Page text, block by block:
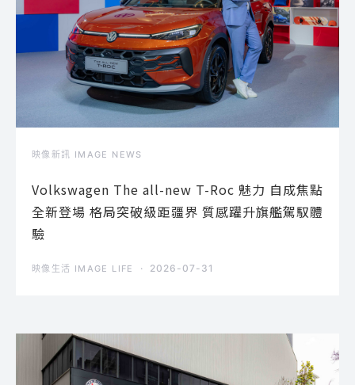
映像新訊 IMAGE NEWS
Volkswagen The all-new T-Roc 魅力 自成焦點
全新登場 格局突破級距疆界 質感躍升旗艦駕馭體
驗
映像生活 IMAGE LIFE 2026-07-31